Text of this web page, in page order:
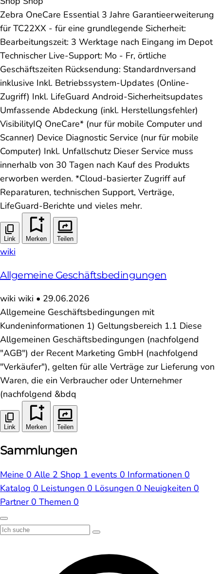
Zebra OneCare Essential 3 Jahre Garantieerweiterung
für TC22XX - für eine grundlegende Sicherheit:
Bearbeitungszeit: 3 Werktage nach Eingang im Depot
Technischer Live-Support: Mo - Fr, örtliche
Geschäftszeiten Rücksendung: Standardnversand
inklusive Inkl. Betriebssystem-Updates (Online-
Zugriff) Inkl. LifeGuard Android-Sicherheitsupdates
Umfassende Abdeckung (inkl. Herstellungsfehler)
VisibilityIQ OneCare* (nur für mobile Computer und
Scanner) Device Diagnostic Service (nur für mobile
Computer) Inkl. Unfallschutz Dieser Service muss
innerhalb von 30 Tagen nach Kauf des Produkts
erworben werden. *Cloud-basierter Zugriff auf
Reparaturen, technischen Support, Verträge,
LifeGuard-Berichte und vieles mehr.
Link Merken Teilen
wiki
Allgemeine Geschäftsbedingungen
wiki wiki • 29.06.2026
Allgemeine Geschäftsbedingungen mit
Kundeninformationen 1) Geltungsbereich 1.1 Diese
Allgemeinen Geschäftsbedingungen (nachfolgend
"AGB") der Recent Marketing GmbH (nachfolgend
"Verkäufer"), gelten für alle Verträge zur Lieferung von
Waren, die ein Verbraucher oder Unternehmer
(nachfolgend &bdq
Link Merken Teilen
Sammlungen
Meine 0 Alle 2 Shop 1 events 0 Informationen 0
Katalog 0 Leistungen 0 Lösungen 0 Neuigkeiten 0
Partner 0 Themen 0